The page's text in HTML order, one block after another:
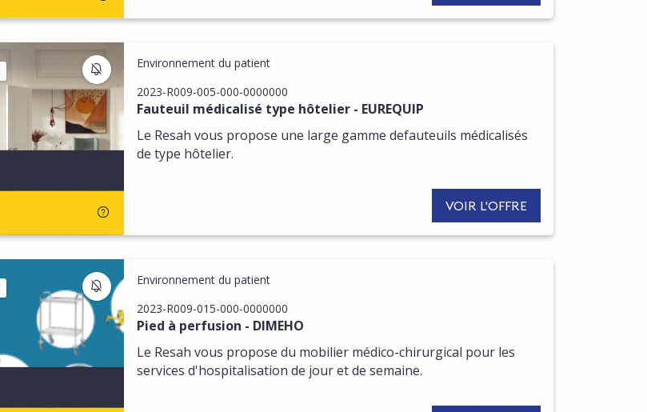
S'INSCRIRE AUX MISES À JOUR DE CETTE OFFRE
Environnement du patient
2023-R009-005-000-0000000
Fauteuil médicalisé type hôtelier - EUREQUIP
Le Resah vous propose une large gamme defauteuils médicalisés
de type hôtelier.
VOIR L'OFFRE
S'INSCRIRE AUX MISES À JOUR DE CETTE OFFRE
Environnement du patient
2023-R009-015-000-0000000
Pied à perfusion - DIMEHO
Le Resah vous propose du mobilier médico-chirurgical pour les
services d'hospitalisation de jour et de semaine.